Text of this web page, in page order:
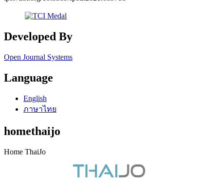
Developed By
Open Journal Systems
Language
English
ภาษาไทย
homethaijo
Home ThaiJo